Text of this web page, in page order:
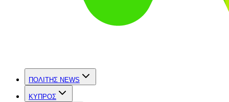
ΠΟΛΙΤΗΣ NEWS
ΚΥΠΡΟΣ